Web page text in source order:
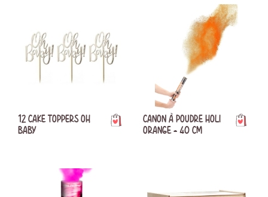
12 CAKE TOPPERS OH
BABY
CANON À POUDRE HOLI
ORANGE - 40 CM